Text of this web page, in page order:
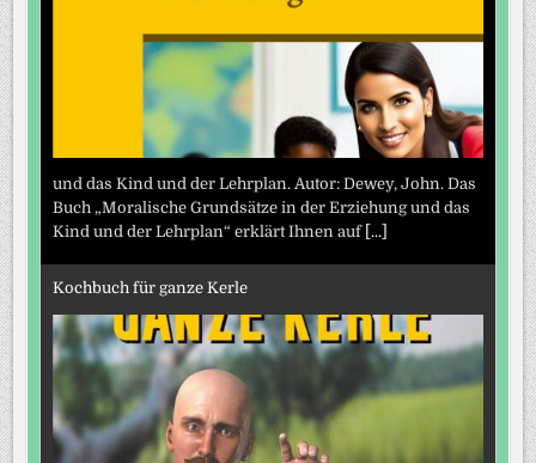
und das Kind und der Lehrplan. Autor: Dewey, John. Das
Buch „Moralische Grundsätze in der Erziehung und das
Kind und der Lehrplan“ erklärt Ihnen auf [...]
Kochbuch für ganze Kerle